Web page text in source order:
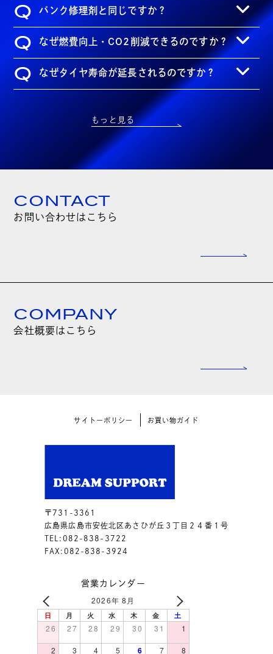
Q パンク修理剤と同じですか？
Q なぜ燃費向上・CO2削減できるのですか？
Q なぜタイヤ寿命が延長されるのですか？
もっと見る
CONTACT
お問い合わせはこちら
COMPANY
会社概要はこちら
サイトーポリシー お買い物ガイド
〒731-3361
広島県広島市安佐北区あさひが丘３丁目２４番１号
TEL:082-838-3722
FAX:082-838-3924
営業カレンダー
2026年 8月
日 月 火 水 木 金 土
26 27 28 29 30 31 1
2 3 4 5 6 7 8